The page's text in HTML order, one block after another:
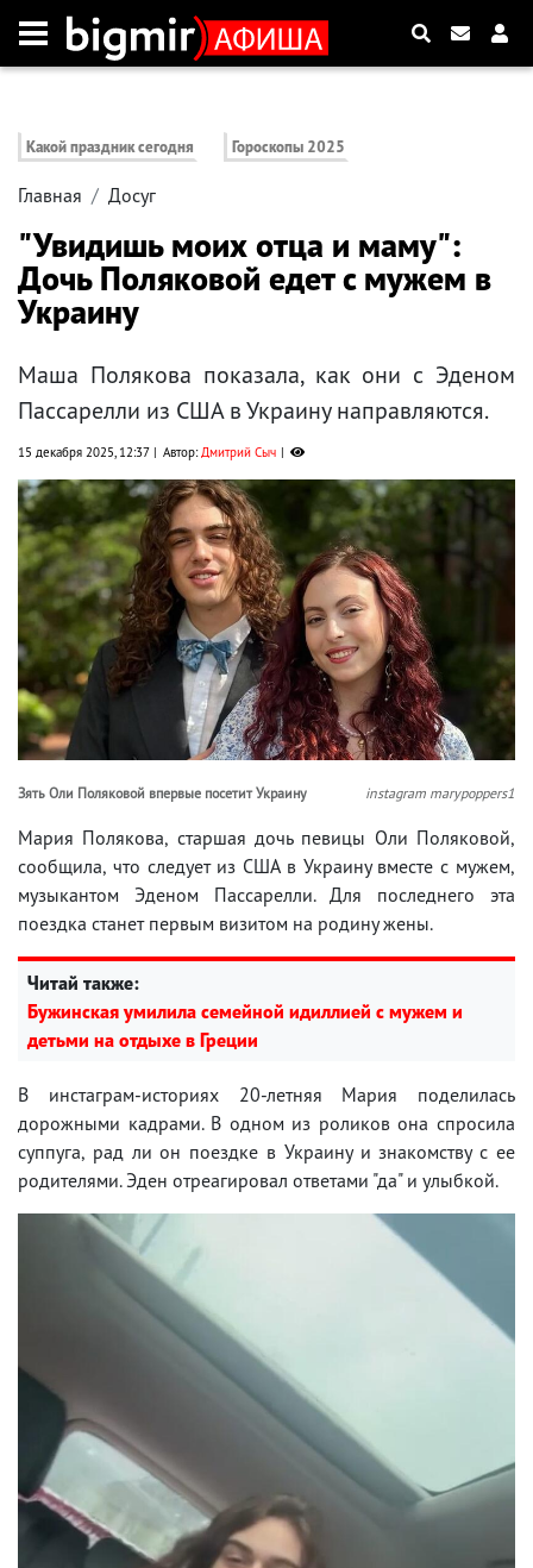
Какой праздник сегодня Гороскопы 2025
Главная Досуг
"Увидишь моих отца и маму":
Дочь Поляковой едет с мужем в
Украину
Маша Полякова показала, как они с Эденом
Пассарелли из США в Украину направляются.
15 декабря 2025, 12:37 Автор:Дмитрий Сыч
Зять Оли Поляковой впервые посетит Украину instagram marypoppers1
Мария Полякова, старшая дочь певицы Оли Поляковой,
сообщила, что следует из США в Украину вместе с мужем,
музыкантом Эденом Пассарелли. Для последнего эта
поездка станет первым визитом на родину жены.
Читай также:
Бужинская умилила семейной идиллией с мужем и
детьми на отдыхе в Греции
В инстаграм-историях 20-летняя Мария поделилась
дорожными кадрами. В одном из роликов она спросила
суппуга, рад ли он поездке в Украину и знакомству с ее
родителями. Эден отреагировал ответами "да" и улыбкой.